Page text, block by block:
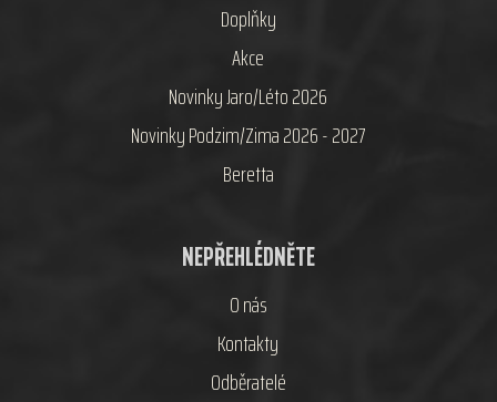
Doplňky
Akce
Novinky Jaro/Léto 2026
Novinky Podzim/Zima 2026 - 2027
Beretta
NEPŘEHLÉDNĚTE
O nás
Kontakty
Odběratelé